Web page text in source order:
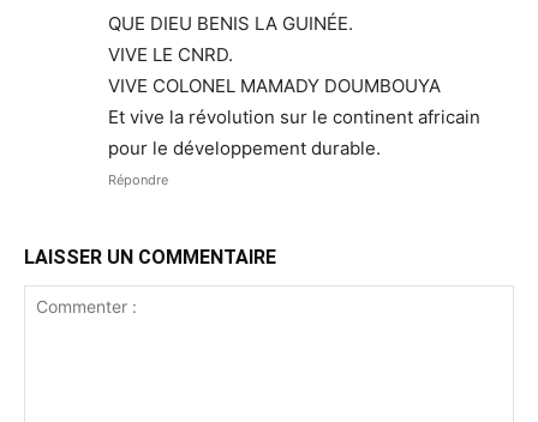
QUE DIEU BENIS LA GUINÉE.
VIVE LE CNRD.
VIVE COLONEL MAMADY DOUMBOUYA
Et vive la révolution sur le continent africain
pour le développement durable.
Répondre
LAISSER UN COMMENTAIRE